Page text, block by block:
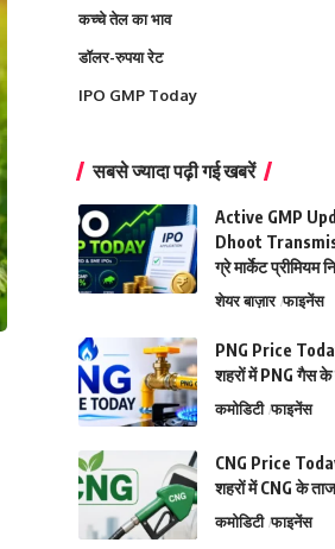
कच्चे तेल का भाव
डॉलर-रुपया रेट
IPO GMP Today
सबसे ज्यादा पढ़ी गई खबरें
Active GMP
Dhoot
ग्रे मार्केट प्रीमियम
शेयर बाज़ार फाइनेंस
PNG Price
शहरों में PNG गैस के
कमोडिटी फाइनेंस
CNG Price
शहरों में CNG के
कमोडिटी फाइनेंस